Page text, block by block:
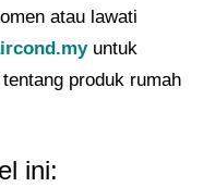
atau lawati
untuk
produk rumah
ini: